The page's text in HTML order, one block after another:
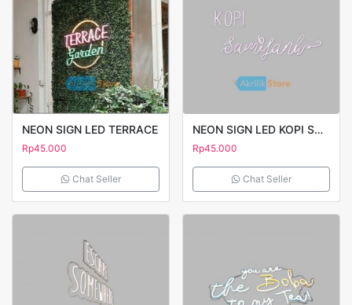
NEON SIGN LED TERRACE
Rp45.000
Chat Seller
NEON SIGN LED KOPI SAMYANK 2
Rp45.000
Chat Seller